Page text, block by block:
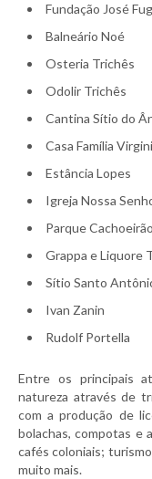
Fundação José
Balneário Noé
Osteria Trichês
Odolir Trichês
Cantina Sítio do
Casa Família
Estância Lopes
Igreja Nossa
Parque Cachoeirão
Grappa e Liquore
Sítio Santo
Ivan Zanin
Rudolf Portella
Entre os principais
natureza através de
com a produção de
bolachas, compotas e
cafés coloniais;
muito mais.